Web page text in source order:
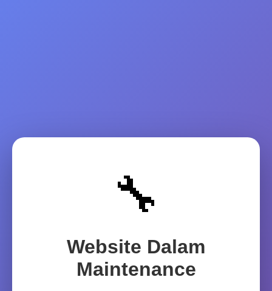
🔧
Website Dalam
Maintenance